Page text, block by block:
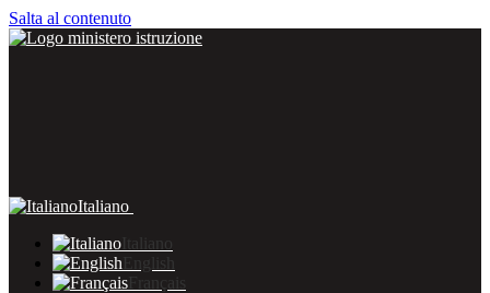
Salta al contenuto
Italiano
Italiano
English
Français